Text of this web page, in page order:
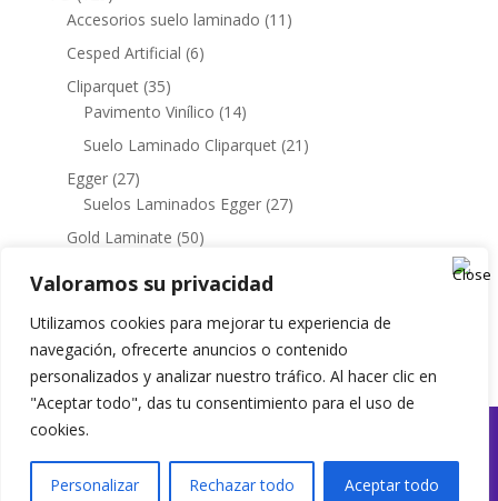
Valoramos su privacidad
Utilizamos cookies para mejorar tu experiencia de
navegación, ofrecerte anuncios o contenido
personalizados y analizar nuestro tráfico. Al hacer clic en
"Aceptar todo", das tu consentimiento para el uso de
cookies.
Personalizar Rechazar todo Aceptar todo
productos
Accesorios suelo laminado 11 11
Cesped Artificial 66
Cliparquet 3535
productos
Pavimento Vinílico 1414
productos
Suelo Laminado Cliparquet 21 21
Egger 2727
productos
Suelos Laminados Egger 2727
Gold Laminate 5050
productos
Suelo laminado Gold Laminate
productos
Termos 33
productos
EyL Interiorismo | @2025 | Todos los derechos
reservados
Política de Privacidad & Uso de Cookies